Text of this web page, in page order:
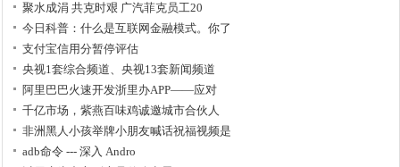
聚水成涓 共克时艰 广汽菲克员工20
今日科普：什么是互联网金融模式。你了
支付宝信用分暂停评估
央视1套综合频道、央视13套新闻频道
阿里巴巴火速开发浙里办APP——应对
千亿市场，紫燕百味鸡诚邀城市合伙人
非洲黑人小孩举牌小朋友喊话祝福视频是
adb命令 --- 深入 Andro